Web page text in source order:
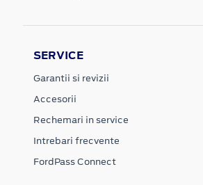
SERVICE
Garantii si revizii
Accesorii
Rechemari in service
Intrebari frecvente
FordPass Connect